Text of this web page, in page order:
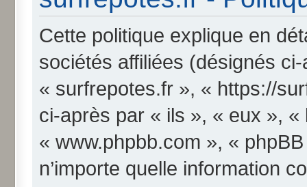
Cette politique explique en
sociétés affiliées (désignés
« surfrepotes.fr », « https://
ci-après par « ils », « eux »,
« www.phpbb.com », «
n’importe quelle information